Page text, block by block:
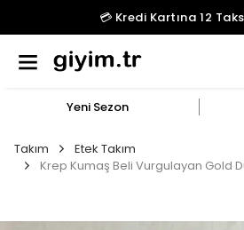
💳 Kredi Kartına 12
Yeni Sezon
Takım
Etek Takım
Krep Kumaş Beli Vurgulayan Gold